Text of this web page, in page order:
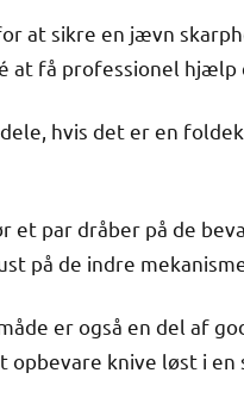
at sikre en jævn
få professionel hjælp
hvis det er en
et par dråber på de
på de indre
er også en del af
knive løst i